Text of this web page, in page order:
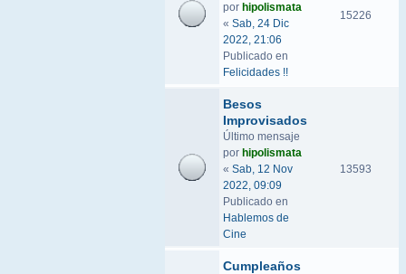
por hipolismata
« Sab, 24 Dic
2022, 21:06
Publicado en
Felicidades !!
15226
Besos
Improvisados
Último mensaje
por hipolismata
« Sab, 12 Nov
2022, 09:09
Publicado en
Hablemos de
Cine
13593
Cumpleaños